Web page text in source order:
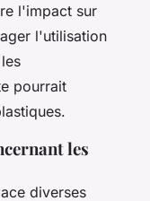
l'impact sur
l'utilisation
pourrait
les
diverses